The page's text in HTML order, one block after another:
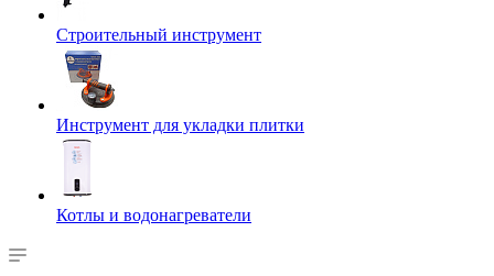
Строительный инструмент
Инструмент для укладки плитки
Котлы и водонагреватели